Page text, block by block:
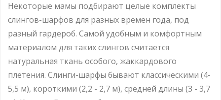
Некоторые мамы подбирают целые комплекты
слингов-шарфов для разных времен года, под
разный гардероб. Самой удобным и комфортным
материалом для таких слингов считается
натуральная ткань особого, жаккардового
плетения. Слинги-шарфы бывают классическими (4-
5,5 м), короткими (2,2 - 2,7 м), средней длины (3 - 3,7